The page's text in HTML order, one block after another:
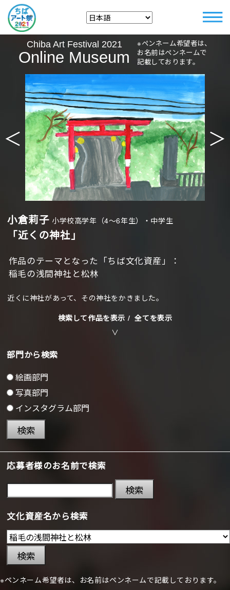
Chiba Art Festival 2021
Online Museum
※ペンネーム希望者は、
お名前はペンネームで
記載しております。
＜ ＞
小倉莉子 小学校高学年（4〜6年生）・中学生
「近くの神社」
作品のテーマとなった「ちば文化資産」：
稲毛の浅間神社と松林
近くに神社があって、その神社をかきました。
検索して作品を表示 / 全てを表示
部門から検索
絵画部門
写真部門
インスタグラム部門
検索
応募者様のお名前で検索
検索
文化資産名から検索
検索
※ペンネーム希望者は、お名前はペンネームで記載しております。